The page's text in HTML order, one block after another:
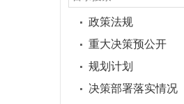
政策法规
重大决策预公开
规划计划
决策部署落实情况